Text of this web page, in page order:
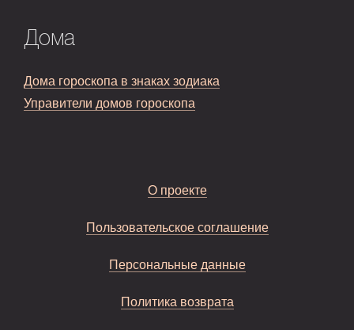
Дома
Дома гороскопа в знаках зодиака
Управители домов гороскопа
О проекте
Пользовательское соглашение
Персональные данные
Политика возврата